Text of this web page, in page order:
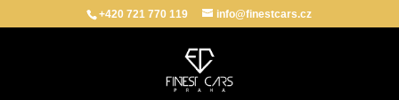
+420 721 770 119 info@finestcars.cz